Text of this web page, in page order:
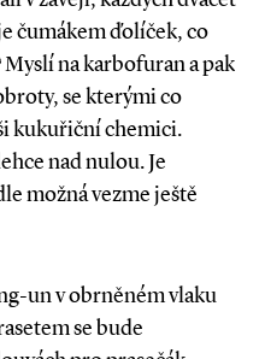
čumákem ďolíček, co
na karbofuran a pak
se kterými co
kukuřiční chemici.
nad nulou. Je
možná vezme ještě
un v obrněném vlaku
se bude